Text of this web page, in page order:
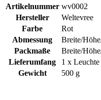
Artikelnummer wv0002
Hersteller
Weltevree
Farbe
Rot
Abmessung
Breite/
Packmaße
Breite/
Lieferumfang
1 x
Gewicht
500 g